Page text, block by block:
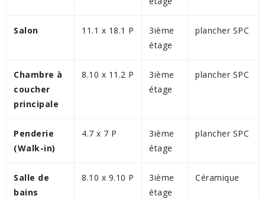
Salon 11.1 x 18.1 P
3ième
étage
plancher SPC
Chambre à
coucher
principale
8.10 x 11.2 P
3ième
étage
plancher SPC
Penderie
(Walk-in)
4.7 x 7 P
3ième
étage
plancher SPC
Salle de
bains
8.10 x 9.10 P
3ième
étage
Céramique